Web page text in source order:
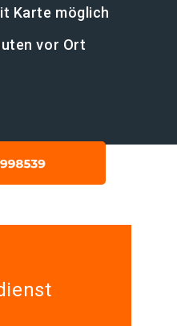
Karte möglich
vor Ort